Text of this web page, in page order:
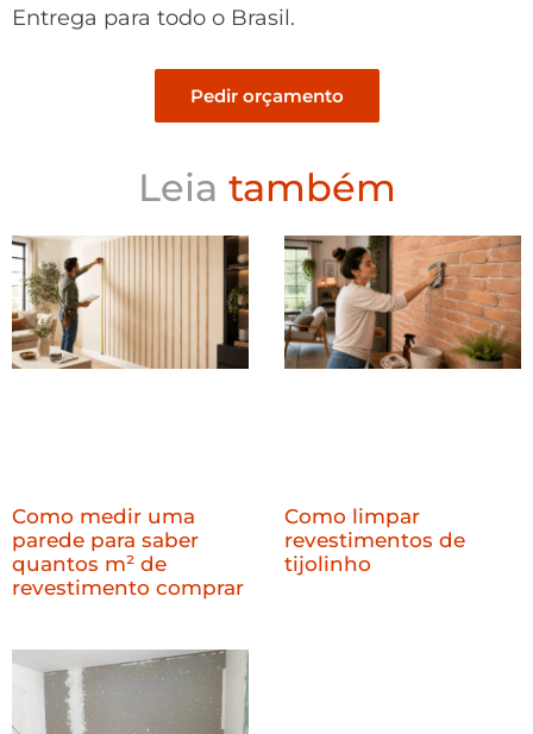
Entrega para todo o Brasil.
Pedir orçamento
Leia também
Como medir uma
parede para saber
quantos m² de
revestimento comprar
Como limpar
revestimentos de
tijolinho